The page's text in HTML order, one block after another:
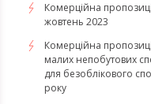
Комерційна
жовтень 2023
Комерційна
малих непобутових
для безоблікового
року